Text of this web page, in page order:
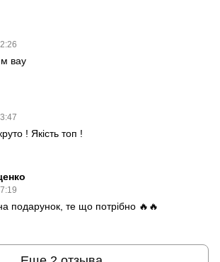
вау
! Якість топ !
подарунок, те що потрібно 🔥🔥